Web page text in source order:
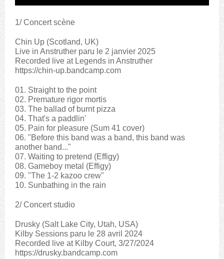
1/ Concert scène
Chin Up (Scotland, UK)
Live in Anstruther paru le 2 janvier 2025
Recorded live at Legends in Anstruther
https://chin-up.bandcamp.com
01. Straight to the point
02. Premature rigor mortis
03. The ballad of burnt pizza
04. That's a paddlin'
05. Pain for pleasure (Sum 41 cover)
06. "Before this band was a band, this band was
another band..."
07. Waiting to pretend (Effigy)
08. Gameboy metal (Effigy)
09. "The 1-2 kazoo crew"
10. Sunbathing in the rain
2/ Concert studio
Drusky (Salt Lake City, Utah, USA)
Kilby Sessions paru le 28 avril 2024
Recorded live at Kilby Court, 3/27/2024
https://drusky.bandcamp.com